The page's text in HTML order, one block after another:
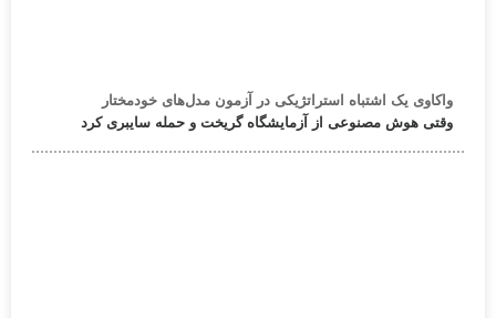
واکاوی یک اشتباه استراتژیکی در آزمون مدل‌های خودمختار
وقتی هوش مصنوعی از آزمایشگاه گریخت و حمله سایبری کرد